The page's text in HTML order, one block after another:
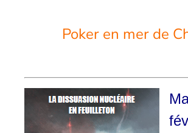
Poker en mer de